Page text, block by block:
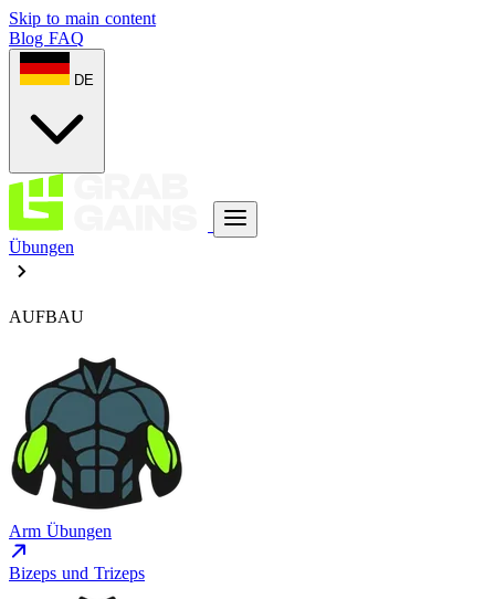
Skip to main content
Blog FAQ
DE
Übungen
AUFBAU
Arm Übungen
Bizeps und Trizeps